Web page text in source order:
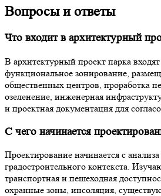
Вопросы и ответы
Что входит в архитектурный
В архитектурный проект парка
функциональное зонирование,
общественных центров, проработка
озеленение, инженерная
и проектная документация для
С чего начинается
Проектирование начинается с анализа
градостроительного контекста.
транспортная и пешеходная
охранные зоны, инсоляция,